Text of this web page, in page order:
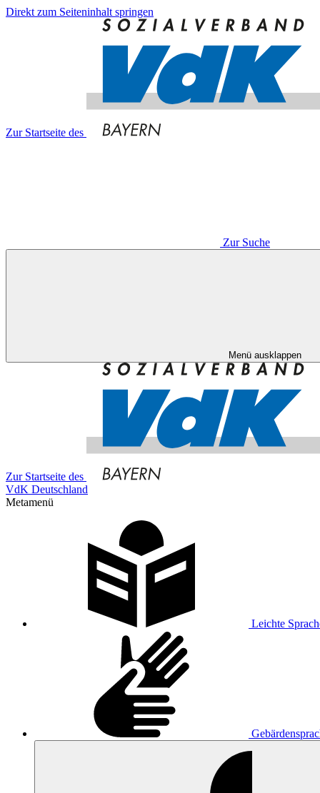
Direkt zum Seiteninhalt springen
Zur Startseite des
Zur Suche
Menü ausklappen
Zur Startseite des
VdK Deutschland
Metamenü
Leichte